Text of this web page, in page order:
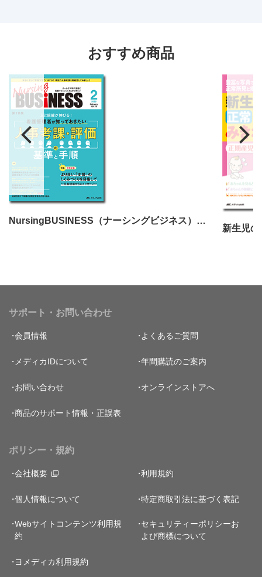
おすすめ商品
NursingBUSINESS（ナーシングビジネス）2025年2月号
サポート・お問い合わせ
会員情報 よくあるご質問
メディカIDについて 年間購読のご案内
お問い合わせ オンラインストアへ
商品のサポート情報・正誤表
ポリシー・規約
会社概要 利用規約
個人情報について 特定商取引法に基づく表記
Webサイトコンテンツ利用規
約
セキュリティーポリシーお
よび商標について
ヨメディカ利用規約